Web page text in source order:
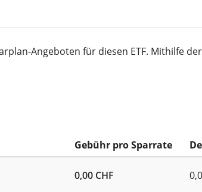
Angeboten für diesen ETF. Mithilfe
Gebühr pro Sparrate
0,00 CHF